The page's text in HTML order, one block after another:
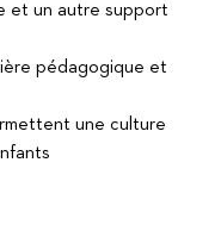
et un autre support
pédagogique et
une culture